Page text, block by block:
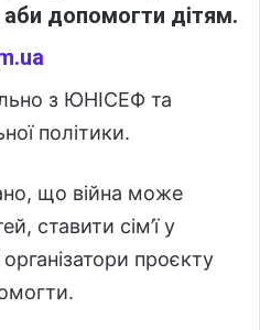
аби допомогти дітям.
з ЮНІСЕФ та
політики.
що війна може
ставити сім’ї у
проєкту